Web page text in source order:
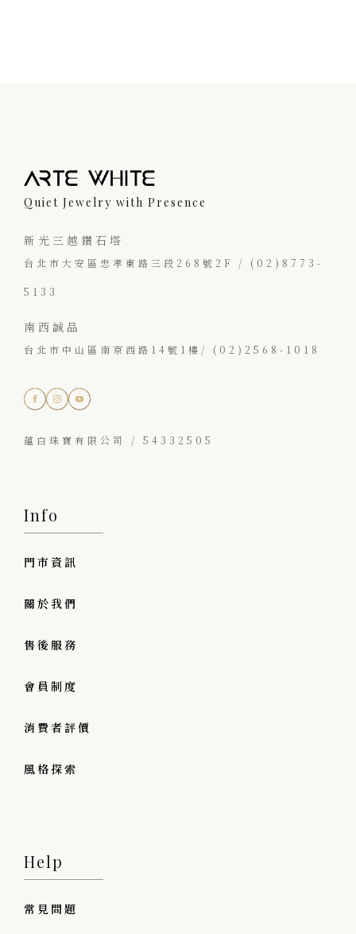
Quiet Jewelry with Presence
新光三越鑽石塔
台北市大安區忠孝東路三段268號2F / (02)8773-
5133
南西誠品
台北市中山區南京西路14號1樓/ (02)2568-1018
蘊白珠寶有限公司 / 54332505
Info
門市資訊
關於我們
售後服務
會員制度
消費者評價
風格探索
Help
常見問題